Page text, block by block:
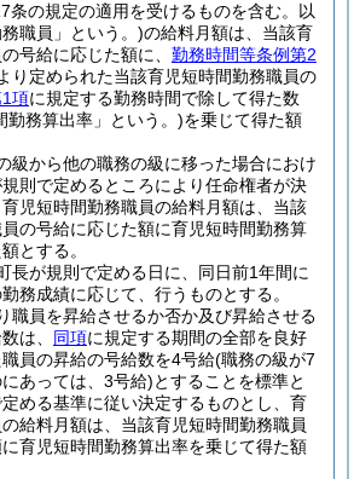
条の規定の適用を受けるものを含む。以
職員」という。)の給料月額は、当該育
号給に応じた額に、 勤務時間等条例第2
り定められた当該育児短時間勤務職員の
項に規定する勤務時間で除して得た数
勤務算出率」という。)を乗じて得た額
級から他の職務の級に移った場合におけ
則で定めるところにより任命権者が決
児短時間勤務職員の給料月額は、当該
の号給に応じた額に育児短時間勤務算
とする。
長が規則で定める日に、同日前1年間に
務成績に応じて、行うものとする。
職員を昇給させるか否か及び昇給させる
は、 同項に規定する期間の全部を良好
員の昇給の号給数を4号給(職務の級が7
あっては、3号給)とすることを標準と
める基準に従い決定するものとし、育
給料月額は、当該育児短時間勤務職員
育児短時間勤務算出率を乗じて得た額